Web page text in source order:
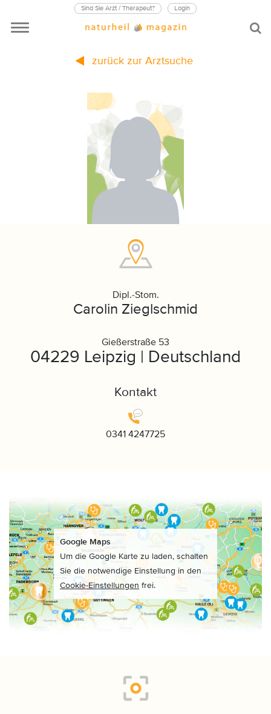
Sind Sie Arzt / Therapeut? Login
zurück zur Arztsuche
Dipl.-Stom.
Carolin Zieglschmid
Gießerstraße 53
04229 Leipzig | Deutschland
Kontakt
0341 4247725
Google Maps
Um die Google Karte zu laden, schalten
Sie die notwendige Einstellung in den
Cookie-Einstellungen frei.